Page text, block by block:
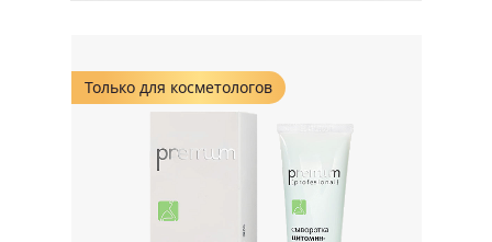
Только для косметологов